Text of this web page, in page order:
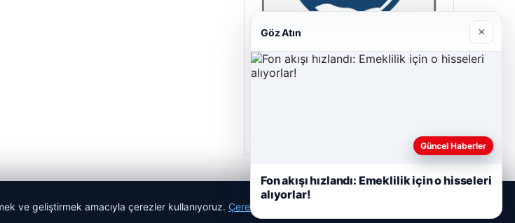
ve geliştirmek amacıyla çerezler kullanıyoruz. Çerez Politikamız
Göz Atın ×
Güncel Haberler
Fon akışı hızlandı: Emeklilik için o hisseleri
alıyorlar!